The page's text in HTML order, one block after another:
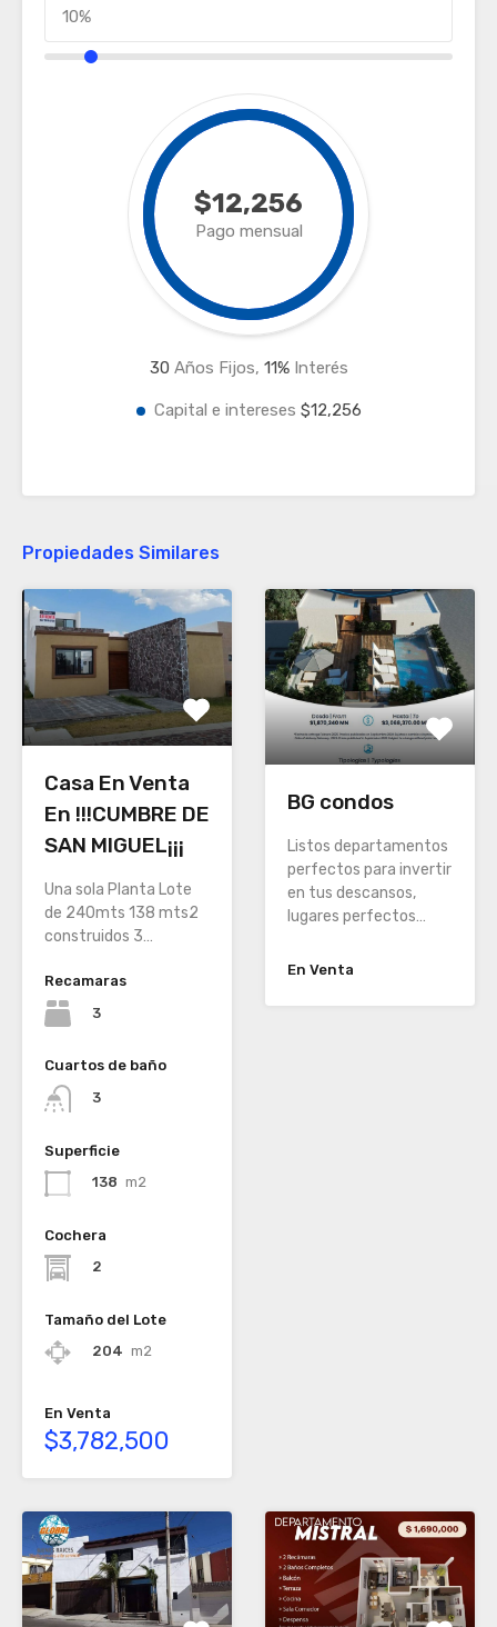
$12,256
Pago mensual
30 Años Fijos, 11%Interés
Capital e intereses $12,256
Propiedades Similares
Casa En Venta
En !!!CUMBRE DE
SAN MIGUEL¡¡¡
Una sola Planta Lote
de 240mts 138 mts2
construidos 3…
Recamaras
3
Cuartos de baño
3
Superficie
138 m2
Cochera
2
Tamaño del Lote
204 m2
En Venta
$3,782,500
BG condos
Listos departamentos
perfectos para invertir
en tus descansos,
lugares perfectos…
En Venta